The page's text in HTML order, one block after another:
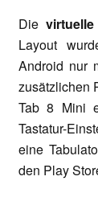
Die
Layout
Android nur
zusätzlichen
Tab 8 Mini
Tastatur-
eine
den Play